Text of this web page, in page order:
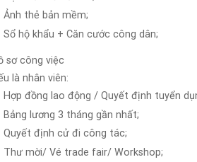
Ảnh thẻ bản mềm;
Sổ hộ khẩu + Căn cước công dân;
sơ công việc
là nhân viên:
Hợp đồng lao động / Quyết định tuyển
Bảng lương 3 tháng gần nhất;
Quyết định cử đi công tác;
Thư mời/ Vé trade fair/ Workshop;